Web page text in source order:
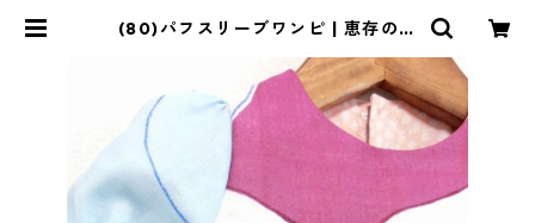
(80)パフスリーブワンピ | 恵存のク